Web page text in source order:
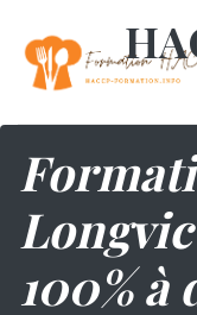
Longvic
100%